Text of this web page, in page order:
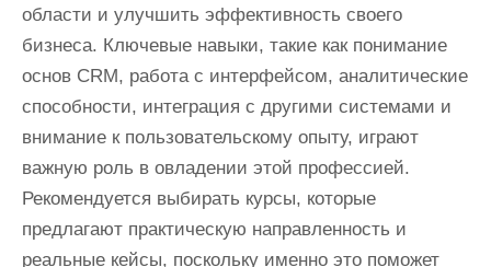
области и улучшить эффективность своего
бизнеса. Ключевые навыки, такие как понимание
основ CRM, работа с интерфейсом, аналитические
способности, интеграция с другими системами и
внимание к пользовательскому опыту, играют
важную роль в овладении этой профессией.
Рекомендуется выбирать курсы, которые
предлагают практическую направленность и
реальные кейсы, поскольку именно это поможет